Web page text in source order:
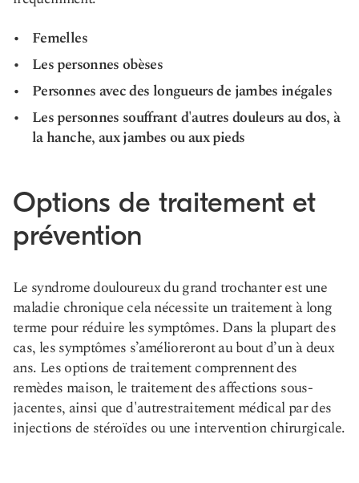
Femelles
Les personnes obèses
Personnes avec des longueurs de jambes inégales
Les personnes souffrant d'autres douleurs au dos, à
la hanche, aux jambes ou aux pieds
Options de traitement et
prévention
Le syndrome douloureux du grand trochanter est une
maladie chroniquecela nécessite un traitement à long
terme pour réduire les symptômes. Dans la plupart des
cas, les symptômes s’amélioreront au bout d’un à deux
ans. Les options de traitement comprennent des
remèdes maison, le traitement des affections sous-
jacentes, ainsi que d'autrestraitement médicalpar des
injections de stéroïdes ou une intervention chirurgicale.